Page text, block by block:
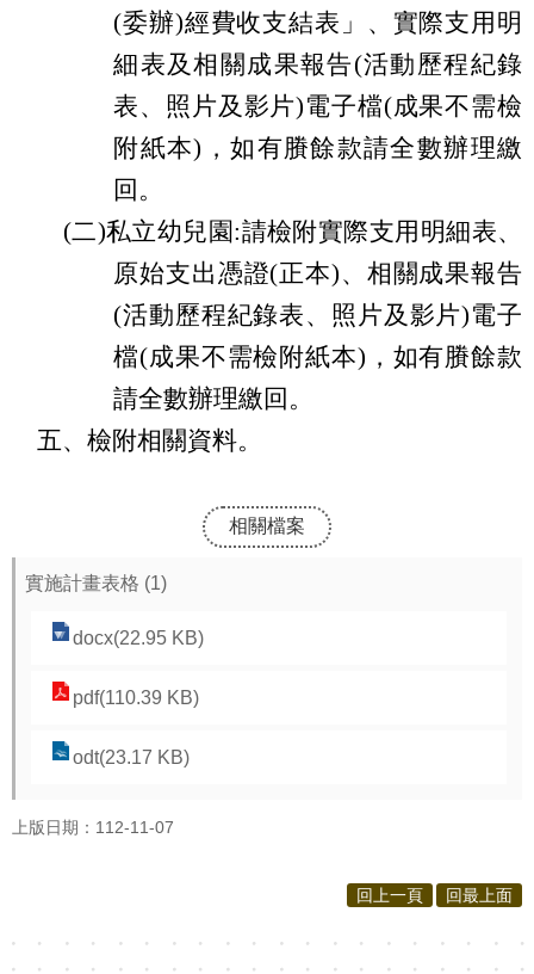
(委辦)經費收支結表」、實際支用明
細表及相關成果報告(活動歷程紀錄
表、照片及影片)電子檔(成果不需檢
附紙本)，如有賸餘款請全數辦理繳
回。
(二)私立幼兒園:請檢附實際支用明細表、
原始支出憑證(正本)、相關成果報告
(活動歷程紀錄表、照片及影片)電子
檔(成果不需檢附紙本)，如有賸餘款
請全數辦理繳回。
五、檢附相關資料。
相關檔案
實施計畫表格 (1)
docx(22.95 KB)
pdf(110.39 KB)
odt(23.17 KB)
上版日期：112-11-07
回上一頁 回最上面